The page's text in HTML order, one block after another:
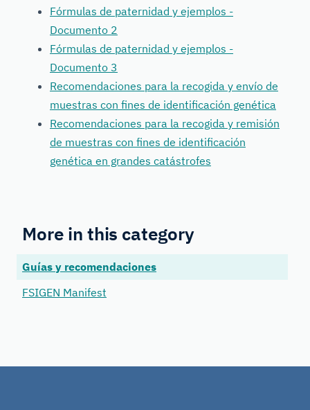
Fórmulas de paternidad y ejemplos -
Documento 2
Fórmulas de paternidad y ejemplos -
Documento 3
Recomendaciones para la recogida y envío de
muestras con fines de identificación genética
Recomendaciones para la recogida y remisión
de muestras con fines de identificación
genética en grandes catástrofes
More in this category
Guías y recomendaciones
FSIGEN Manifest